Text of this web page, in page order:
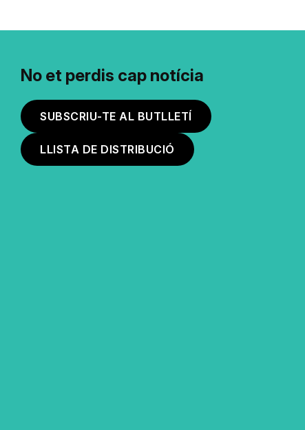
No et perdis cap notícia
SUBSCRIU-TE AL BUTLLETÍ
LLISTA DE DISTRIBUCIÓ